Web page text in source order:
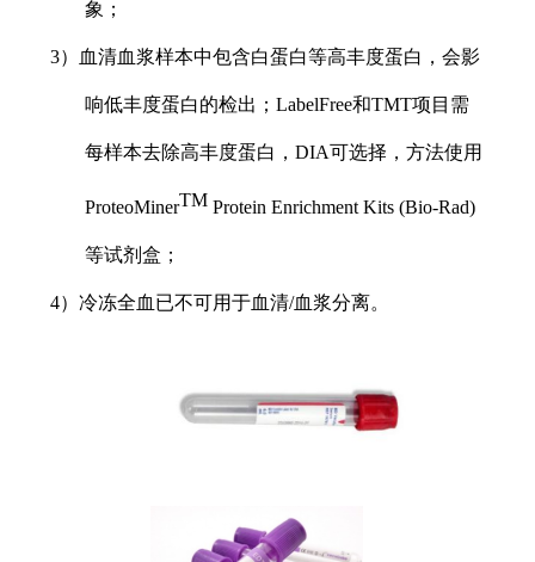
象；
3）血清血浆样本中包含白蛋白等高丰度蛋白，会影
响低丰度蛋白的检出；LabelFree和TMT项目需
每样本去除高丰度蛋白，DIA可选择，方法使用
ProteoMinerTM Protein Enrichment Kits (Bio-Rad)
等试剂盒；
4）冷冻全血已不可用于血清/血浆分离。